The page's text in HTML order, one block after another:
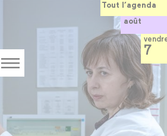
Menu
Tout l’agenda
août
7